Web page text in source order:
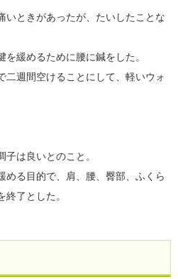
いときがあったが、たいしたことな
緩めるために腰に鍼をした。
二週間空けることにして、軽いウォ
は良いとのこと。
める目的で、肩、腰、臀部、ふくら
了とした。